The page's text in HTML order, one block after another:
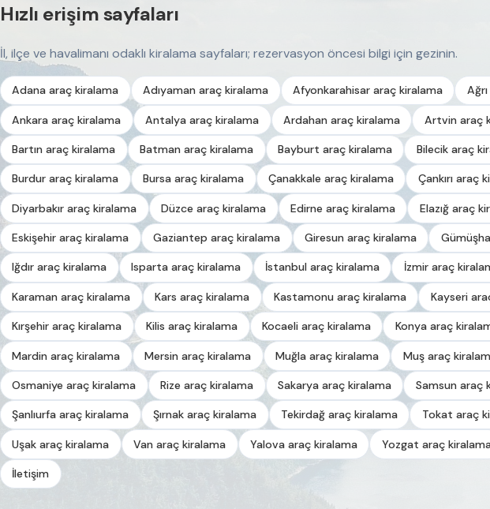
Hızlı erişim sayfaları
İl, ilçe ve havalimanı odaklı kiralama sayfaları; rezervasyon öncesi bilgi için gezinin.
Adana araç kiralama Adıyaman araç kiralama Afyonkarahisar araç kiralama
Ankara araç kiralama Antalya araç kiralama Ardahan araç kiralama Artvin araç
Bartın araç kiralama Batman araç kiralama Bayburt araç kiralama Bilecik araç
Burdur araç kiralama Bursa araç kiralama Çanakkale araç kiralama Çankırı araç
Diyarbakır araç kiralama Düzce araç kiralama Edirne araç kiralama Elazığ araç
Eskişehir araç kiralama Gaziantep araç kiralama Giresun araç kiralama
Iğdır araç kiralama Isparta araç kiralama İstanbul araç kiralama İzmir araç
Karaman araç kiralama Kars araç kiralama Kastamonu araç kiralama Kayseri
Kırşehir araç kiralama Kilis araç kiralama Kocaeli araç kiralama Konya araç
Mardin araç kiralama Mersin araç kiralama Muğla araç kiralama Muş araç
Osmaniye araç kiralama Rize araç kiralama Sakarya araç kiralama Samsun araç
Şanlıurfa araç kiralama Şırnak araç kiralama Tekirdağ araç kiralama Tokat araç
Uşak araç kiralama Van araç kiralama Yalova araç kiralama Yozgat araç
İletişim